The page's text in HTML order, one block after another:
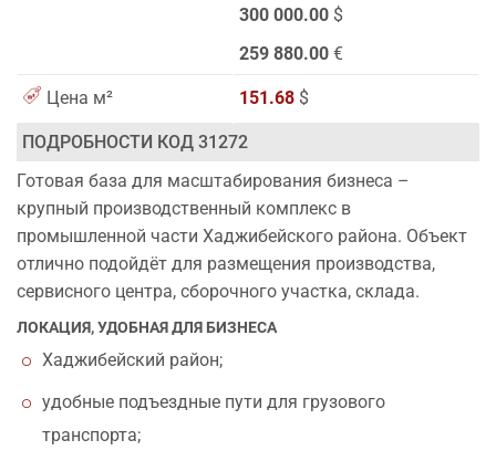
300 000.00 $
259 880.00 €
Цена м² 151.68 $
ПОДРОБНОСТИ КОД 31272
Готовая база для масштабирования бизнеса –
крупный производственный комплекс в
промышленной части Хаджибейского района. Объект
отлично подойдёт для размещения производства,
сервисного центра, сборочного участка, склада.
ЛОКАЦИЯ, УДОБНАЯ ДЛЯ БИЗНЕСА
Хаджибейский район;
удобные подъездные пути для грузового
транспорта;